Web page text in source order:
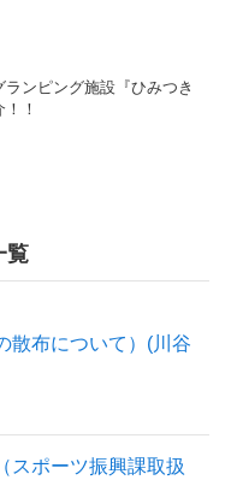
ランピング施設『ひみつき
！
覧
散布について）(川谷
スポーツ振興課取扱